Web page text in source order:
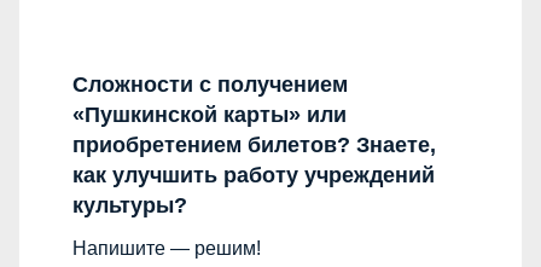
Сложности с получением
«Пушкинской карты» или
приобретением билетов? Знаете,
как улучшить работу учреждений
культуры?
Напишите — решим!